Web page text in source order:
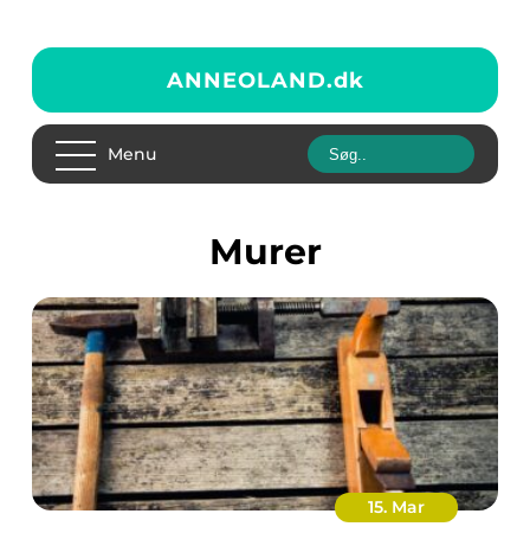
ANNEOLAND.dk
Menu
murer
15. Mar